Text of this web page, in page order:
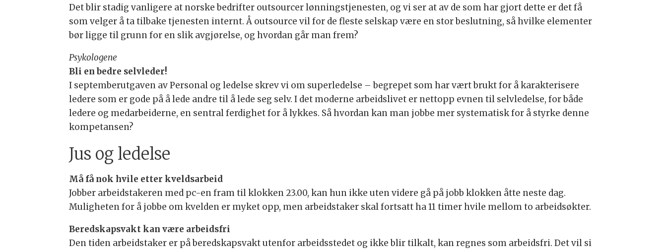
Det blir stadig vanligere at norske bedrifter outsourcer lønningstjenesten, og vi ser at av de som har gjort dette er det få
som velger å ta tilbake tjenesten internt. Å outsource vil for de fleste selskap være en stor beslutning, så hvilke elementer
bør ligge til grunn for en slik avgjørelse, og hvordan går man frem?
Psykologene
Bli en bedre selvleder!
I septemberutgaven av Personal og ledelse skrev vi om superledelse – begrepet som har vært brukt for å karakterisere
ledere som er gode på å lede andre til å lede seg selv. I det moderne arbeidslivet er nettopp evnen til selvledelse, for både
ledere og medarbeiderne, en sentral ferdighet for å lykkes. Så hvordan kan man jobbe mer systematisk for å styrke denne
kompetansen?
Jus og ledelse
Må få nok hvile etter kveldsarbeid
Jobber arbeidstakeren med pc-en fram til klokken 23.00, kan hun ikke uten videre gå på jobb klokken åtte neste dag.
Muligheten for å jobbe om kvelden er myket opp, men arbeidstaker skal fortsatt ha 11 timer hvile mellom to arbeidsøkter.
Beredskapsvakt kan være arbeidsfri
Den tiden arbeidstaker er på beredskapsvakt utenfor arbeidsstedet og ikke blir tilkalt, kan regnes som arbeidsfri. Det vil si